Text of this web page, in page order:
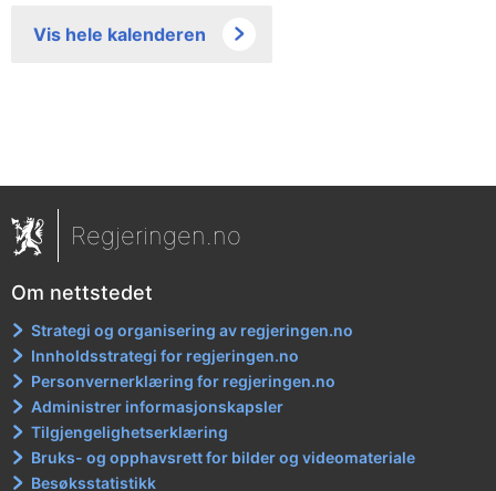
Vis hele kalenderen
Regjeringen.no
Om nettstedet
Strategi og organisering av regjeringen.no
Innholdsstrategi for regjeringen.no
Personvernerklæring for regjeringen.no
Administrer informasjonskapsler
Tilgjengelighetserklæring
Bruks- og opphavsrett for bilder og videomateriale
Besøksstatistikk